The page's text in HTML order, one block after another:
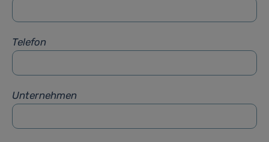
Telefon
Unternehmen